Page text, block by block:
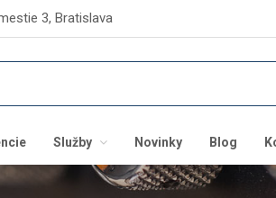
3, Bratislava
Služby Novinky Blog